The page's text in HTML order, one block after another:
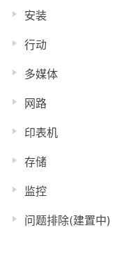
安装
行动
多媒体
网路
印表机
存储
监控
问题排除(建置中)